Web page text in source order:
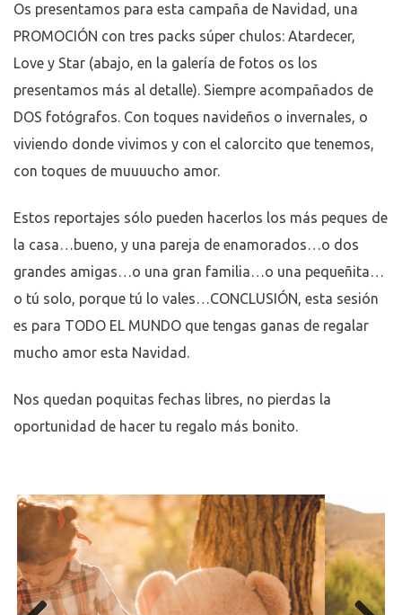
Os presentamos para esta campaña de Navidad, una
PROMOCIÓN con tres packs súper chulos: Atardecer,
Love y Star (abajo, en la galería de fotos os los
presentamos más al detalle). Siempre acompañados de
DOS fotógrafos. Con toques navideños o invernales, o
viviendo donde vivimos y con el calorcito que tenemos,
con toques de muuuucho amor.
Estos reportajes sólo pueden hacerlos los más peques de
la casa…bueno, y una pareja de enamorados…o dos
grandes amigas…o una gran familia…o una pequeñita…
o tú solo, porque tú lo vales…CONCLUSIÓN, esta sesión
es para TODO EL MUNDO que tengas ganas de regalar
mucho amor esta Navidad.
Nos quedan poquitas fechas libres, no pierdas la
oportunidad de hacer tu regalo más bonito.­